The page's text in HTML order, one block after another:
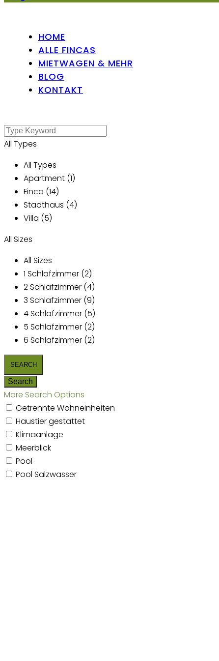
HOME
ALLE FINCAS
MIETWAGEN & MEHR
BLOG
KONTAKT
All Types
All Types
Apartment (1)
Finca (14)
Stadthaus (4)
Villa (5)
All Sizes
All Sizes
1 Schlafzimmer (2)
2 Schlafzimmer (4)
3 Schlafzimmer (9)
4 Schlafzimmer (5)
5 Schlafzimmer (2)
6 Schlafzimmer (2)
More Search Options
Getrennte Wohneinheiten
Haustier gestattet
Klimaanlage
Meerblick
Pool
Pool Salzwasser